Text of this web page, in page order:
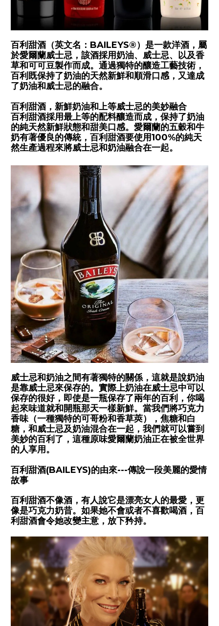
百利甜酒（英文名： BAILEYS®）是一款洋酒，屬
於愛爾蘭威士忌，該酒採用奶油、威士忌、以及香
草和可可豆製作而成。通過獨特的釀造工藝技術，
百利既保持了奶油的天然新鮮和順滑口感，又達成
了奶油和威士忌的融合。
百利甜酒，新鮮奶油和上等威士忌的美妙融合
百利甜酒採用最上等的配料釀造而成，保持了奶油
的純天然新鮮狀態和甜美口感。愛爾蘭的五穀和牛
奶有著優良的傳統，百利甜酒要使用100%的純天
然生產過程來將威士忌和奶油融合在一起。
威士忌和奶油之間有著獨特的關係，這就是說奶油
是靠威士忌來保存的。實際上奶油在威士忌中可以
保存的很好，即使是一瓶保存了兩年的百利，你喝
起來味道就和開瓶那天一樣新鮮。當我們將巧克力
香味（一種獨特的可哥粉和香草莢），焦糖和白
糖，和威士忌及奶油混合在一起，我們就可以嘗到
美妙的百利了，這種原味愛爾蘭奶油正在被全世界
的人享用。
百利甜酒(BAILEYS)的由來---傳說一段美麗的愛情
故事
百利甜酒不像酒，有人說它是漂亮女人的最愛，更
像是巧克力奶昔。如果她不會或者不喜歡喝酒，百
利甜酒會令她改變主意，放下矜持。